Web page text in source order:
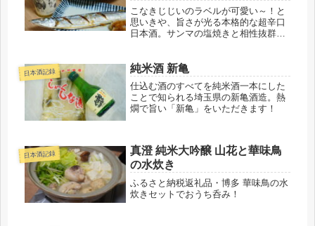
こなきじじいのラベルが可愛い～！と
思いきや、旨さが光る本格的な超辛口
日本酒。サンマの塩焼きと相性抜群で
日本酒記録 純米酒 新亀
仕込む酒のすべてを純米酒一本にした
ことで知られる埼玉県の新亀酒造。熱
燗で旨い「新亀」をいただきます！
日本酒記録
真澄 純米大吟醸 山花と華味鳥
の水炊き
ふるさと納税返礼品・博多 華味鳥の水
炊きセットでおうち呑み！